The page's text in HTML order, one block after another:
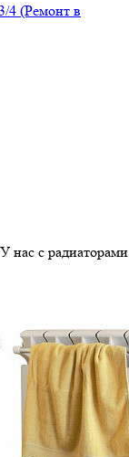
4 (Ремонт в
нас с радиаторами